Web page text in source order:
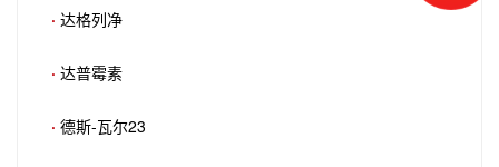
· 达格列净
· 达普霉素
· 德斯-瓦尔23